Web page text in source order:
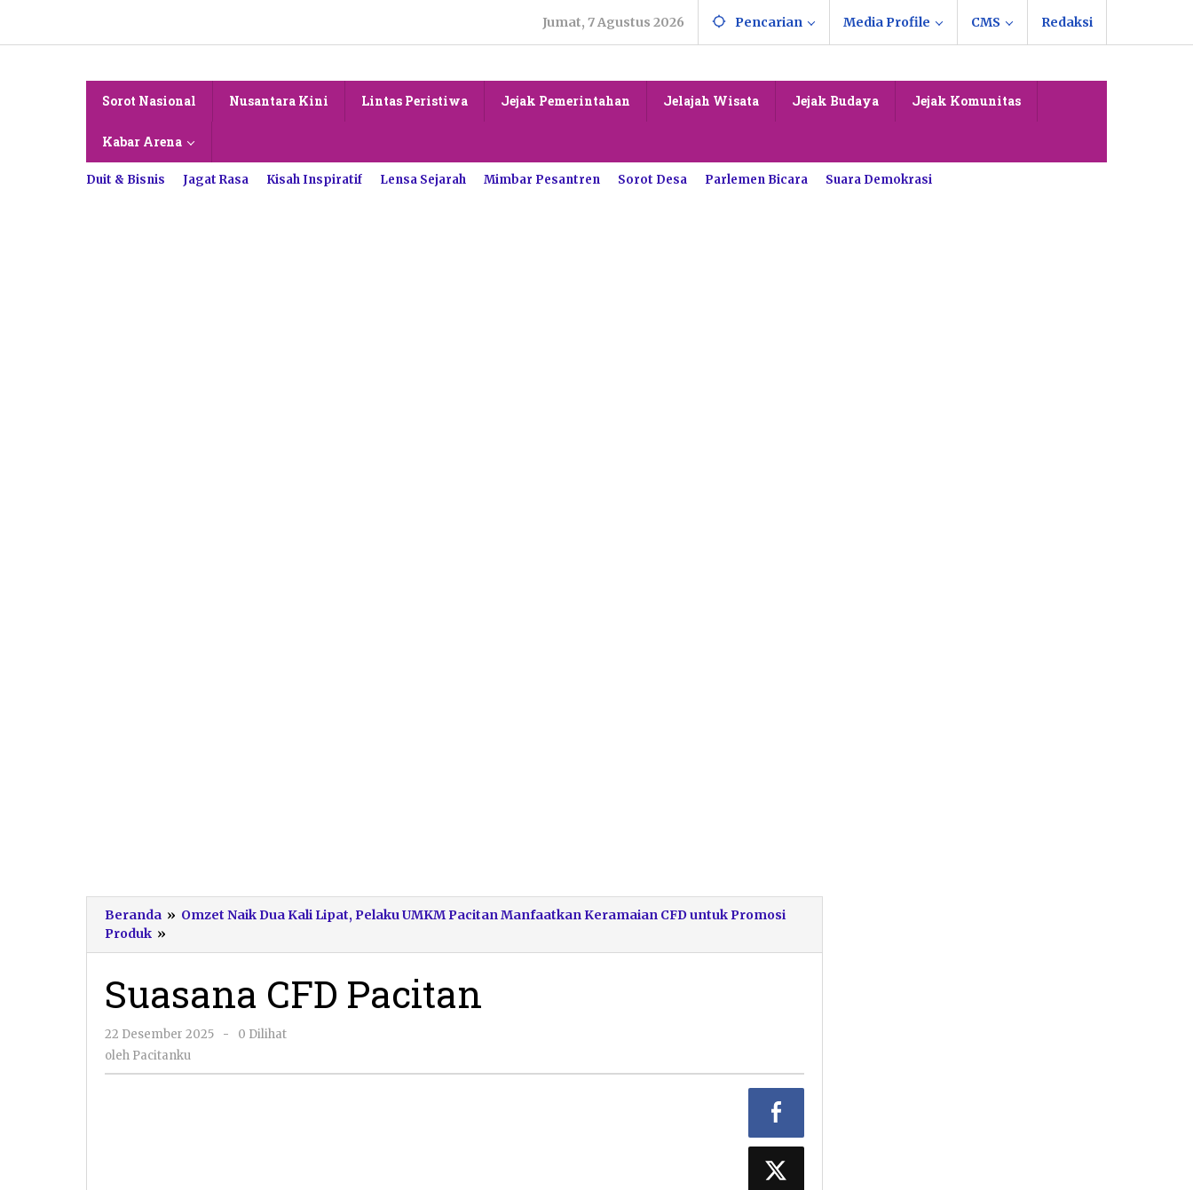
konten
Jumat, 7 Agustus 2026 Pencarian Media Profile CMS Redaksi
Sorot Nasional Nusantara Kini Lintas Peristiwa Jejak Pemerintahan Jelajah Wisata Jejak Budaya Jejak Komunitas
Kabar Arena
Duit & Bisnis Jagat Rasa Kisah Inspiratif Lensa Sejarah Mimbar Pesantren Sorot Desa Parlemen Bicara Suara Demokrasi
Beranda » Omzet Naik Dua Kali Lipat, Pelaku UMKM Pacitan Manfaatkan Keramaian CFD untuk Promosi
Produk »
CFD
Suasana CFD Pacitan
22 Desember 2025
oleh
-
0 Dilihat
oleh Pacitanku